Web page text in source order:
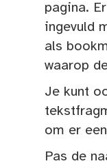
pagina.
ingevuld
als
waarop
Je kunt
om er
Pas de